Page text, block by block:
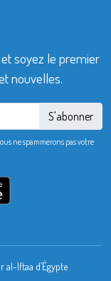
soyez le premier
nouvelles.
S'abonner
ne spammerons pas votre
al-Iftaa d’Égypte